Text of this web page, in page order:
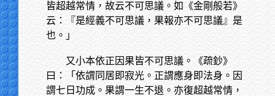
皆超越常情，故云不可思議。如《金剛般若》
云：『是經義不可思議，果報亦不可思議』是
也。」
又小本依正因果皆不可思議。《疏鈔》
曰：「依謂同居即寂光。正謂應身即法身。因
謂七日功成。果謂一生不退。亦復超越常情，